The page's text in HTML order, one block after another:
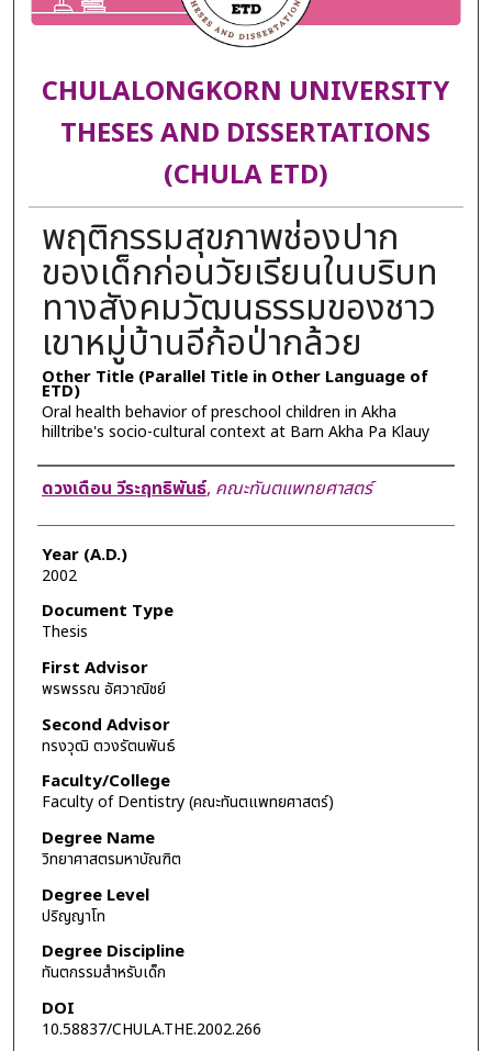
CHULALONGKORN UNIVERSITY
THESES AND DISSERTATIONS
(CHULA ETD)
พฤติกรรมสุขภาพช่องปาก
ของเด็กก่อนวัยเรียนในบริบท
ทางสังคมวัฒนธรรมของชาว
เขาหมู่บ้านอีก้อป่ากล้วย
Other Title (Parallel Title in Other Language of
ETD)
Oral health behavior of preschool children in Akha
hilltribe's socio-cultural context at Barn Akha Pa Klauy
Author
ดวงเดือน วีระฤทธิพันธ์, คณะทันตแพทยศาสตร์
Year (A.D.)
2002
Document Type
Thesis
First Advisor
พรพรรณ อัศวาณิชย์
Second Advisor
ทรงวุฒิ ตวงรัตนพันธ์
Faculty/College
Faculty of Dentistry (คณะทันตแพทยศาสตร์)
Degree Name
วิทยาศาสตรมหาบัณฑิต
Degree Level
ปริญญาโท
Degree Discipline
ทันตกรรมสำหรับเด็ก
DOI
10.58837/CHULA.THE.2002.266